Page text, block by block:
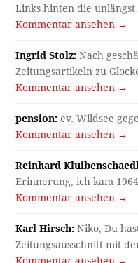
Links hinten die
Kommentar ansehen →
Ingrid Stolz: Nach
Zeitungsartikeln zu
Kommentar ansehen →
pension: ev. Wildsee
Kommentar ansehen →
Reinhard
Erinnerung, ich kam
Kommentar ansehen →
Karl Hirsch: Niko, Du
Zeitungsausschnitt mit